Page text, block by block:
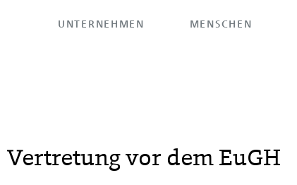
UNTERNEHMEN MENSCHEN
Vertretung vor dem EuGH